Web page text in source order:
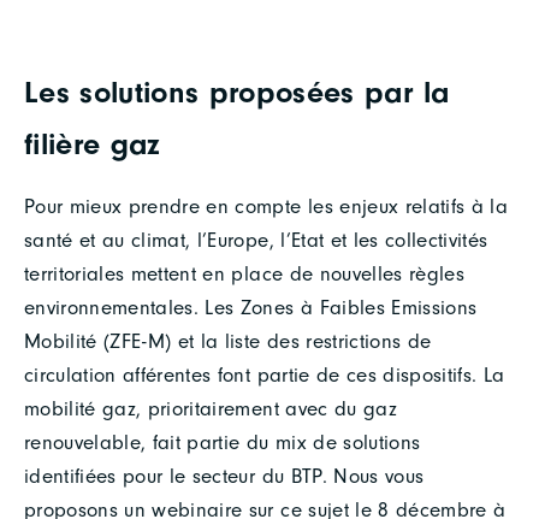
Les solutions proposées par la
filière gaz
Pour mieux prendre en compte les enjeux relatifs à la
santé et au climat, l’Europe, l’Etat et les collectivités
territoriales mettent en place de nouvelles règles
environnementales. Les Zones à Faibles Emissions
Mobilité (ZFE-M) et la liste des restrictions de
circulation afférentes font partie de ces dispositifs. La
mobilité gaz, prioritairement avec du gaz
renouvelable, fait partie du mix de solutions
identifiées pour le secteur du BTP. Nous vous
proposons un webinaire sur ce sujet le 8 décembre à